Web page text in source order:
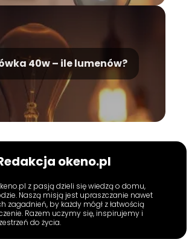
40w – ile lumenów?
okeno.pl
z pasją dzieli się wiedzą o domu,
Naszą misją jest upraszczanie nawet
zagadnień, by każdy mógł z łatwością
Razem uczymy się, inspirujemy i
do życia.